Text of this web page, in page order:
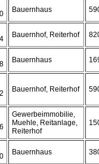
Bauernhaus
Bauernhof, Reiterhof
Bauernhaus
Bauernhof, Reiterhof
Gewerbeimmobilie,
Muehle, Reitanlage,
Reiterhof
Bauernhaus